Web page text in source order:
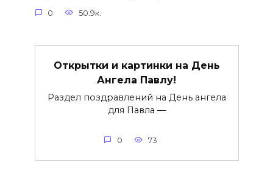
0 50.9к.
Открытки и картинки на День
Ангела Павлу!
Раздел поздравлений на День ангела
для Павла —
0 73